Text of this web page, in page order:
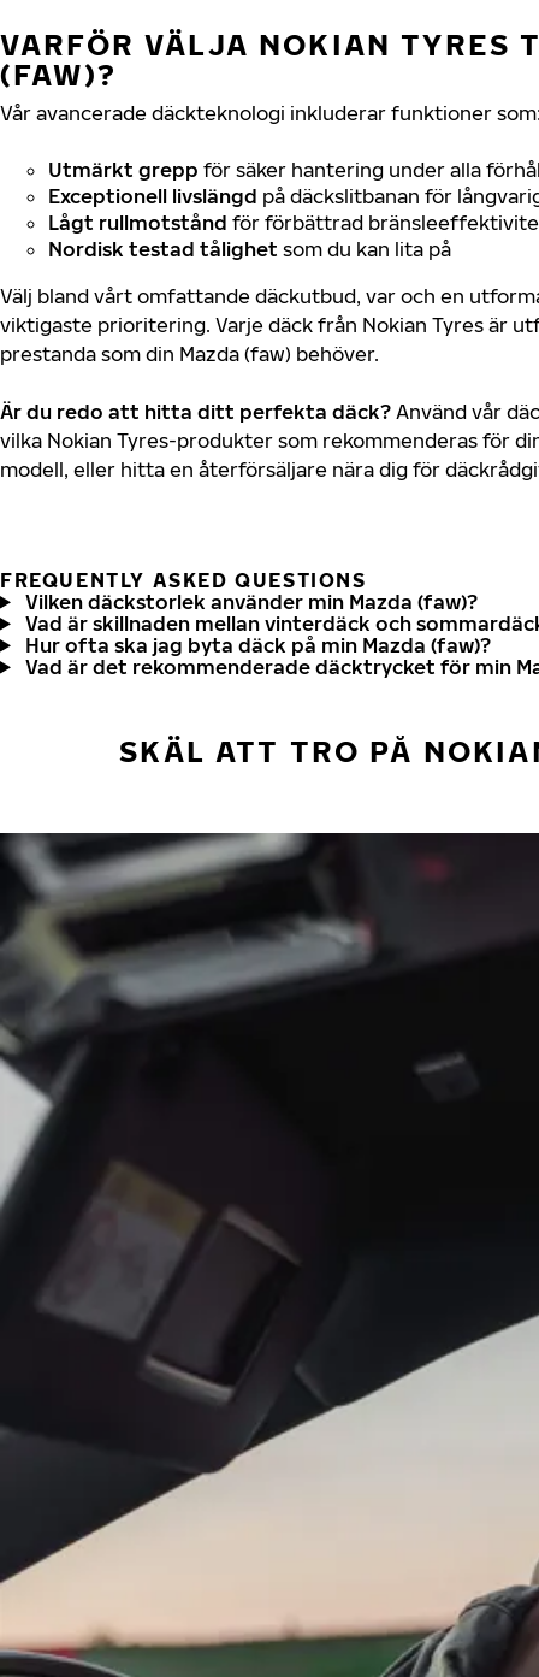
VARFÖR VÄLJA NOKIAN TYRES
(FAW)?
Vår avancerade däckteknologi inkluderar funktioner
Utmärkt grepp för säker hantering under alla
Exceptionell livslängd på däckslitbanan för
Lågt rullmotstånd för förbättrad
Nordisk testad tålighet som du kan lita på
Välj bland vårt omfattande däckutbud, var och en
viktigaste prioritering. Varje däck från Nokian Tyres är
prestanda som din Mazda (faw) behöver.
Är du redo att hitta ditt perfekta däck? Använd vår
vilka Nokian Tyres-produkter som rekommenderas för
modell, eller hitta en återförsäljare nära dig för
FREQUENTLY ASKED QUESTIONS
Vilken däckstorlek använder min Mazda (faw)?
Vad är skillnaden mellan vinterdäck och
Hur ofta ska jag byta däck på min Mazda (faw)?
Vad är det rekommenderade däcktrycket för min
SKÄL ATT TRO PÅ